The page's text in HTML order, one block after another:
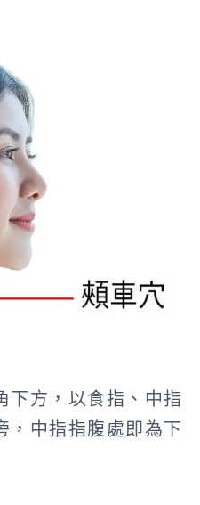
下方，以食指、中指
，中指指腹處即為下